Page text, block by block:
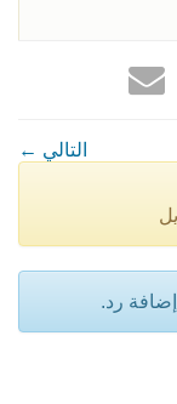
← التالي
رد.